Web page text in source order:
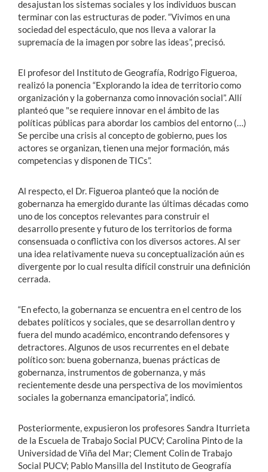
desajustan los sistemas sociales y los individuos buscan
terminar con las estructuras de poder. “Vivimos en una
sociedad del espectáculo, que nos lleva a valorar la
supremacía de la imagen por sobre las ideas”, precisó.
El profesor del Instituto de Geografía, Rodrigo Figueroa,
realizó la ponencia “Explorando la idea de territorio como
organización y la gobernanza como innovación social”. Allí
planteó que "se requiere innovar en el ámbito de las
políticas públicas para abordar los cambios del entorno (…)
Se percibe una crisis al concepto de gobierno, pues los
actores se organizan, tienen una mejor formación, más
competencias y disponen de TICs”.
Al respecto, el Dr. Figueroa planteó que la noción de
gobernanza ha emergido durante las últimas décadas como
uno de los conceptos relevantes para construir el
desarrollo presente y futuro de los territorios de forma
consensuada o conflictiva con los diversos actores. Al ser
una idea relativamente nueva su conceptualización aún es
divergente por lo cual resulta difícil construir una definición
cerrada.
“En efecto, la gobernanza se encuentra en el centro de los
debates políticos y sociales, que se desarrollan dentro y
fuera del mundo académico, encontrando defensores y
detractores. Algunos de usos recurrentes en el debate
político son: buena gobernanza, buenas prácticas de
gobernanza, instrumentos de gobernanza, y más
recientemente desde una perspectiva de los movimientos
sociales la gobernanza emancipatoria”, indicó.
Posteriormente, expusieron los profesores Sandra Iturrieta
de la Escuela de Trabajo Social PUCV; Carolina Pinto de la
Universidad de Viña del Mar; Clement Colin de Trabajo
Social PUCV; Pablo Mansilla del Instituto de Geografía